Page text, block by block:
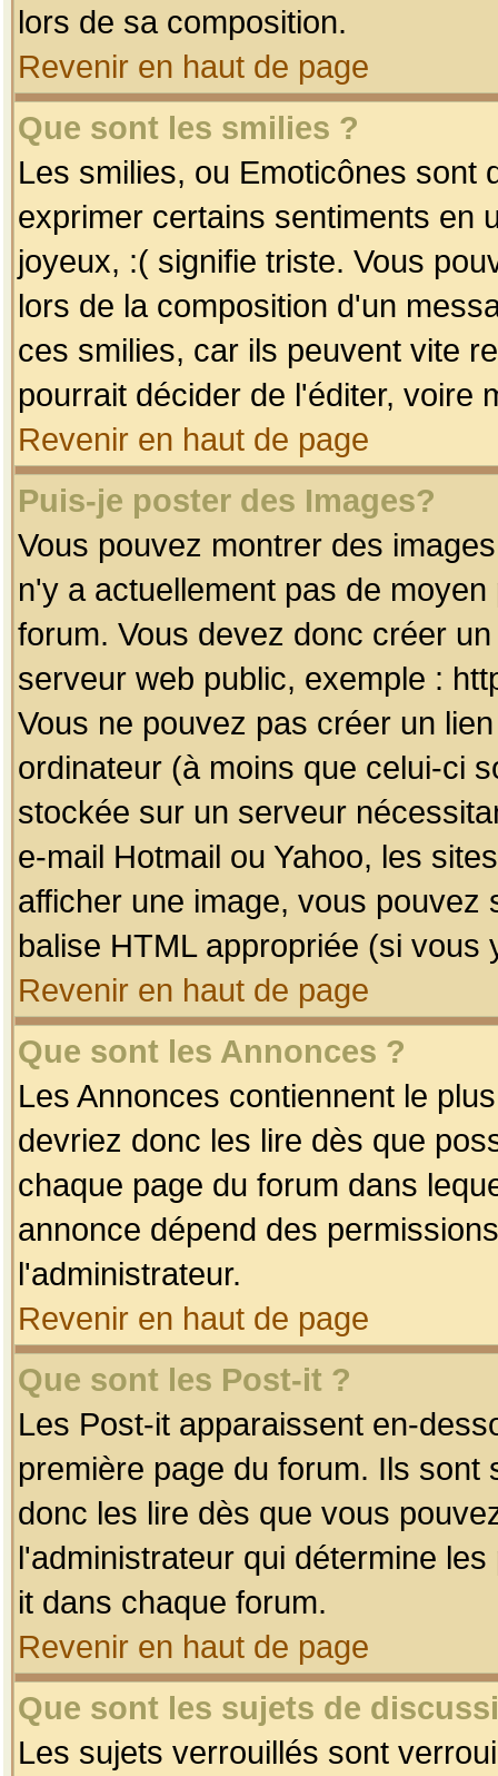
lors de sa composition.
Revenir en haut de page
Que sont les smilies ?
Les smilies, ou Emoticônes sont
exprimer certains sentiments en
joyeux, :( signifie triste. Vous
lors de la composition d'un
ces smilies, car ils peuvent vite
pourrait décider de l'éditer, voire
Revenir en haut de page
Puis-je poster des Images?
Vous pouvez montrer des
n'y a actuellement pas de
forum. Vous devez donc créer
serveur web public, exemple :
Vous ne pouvez pas créer un
ordinateur (à moins que celui-ci
stockée sur un serveur
e-mail Hotmail ou Yahoo, les
afficher une image, vous pouvez
balise HTML appropriée (si vous
Revenir en haut de page
Que sont les Annonces ?
Les Annonces contiennent le
devriez donc les lire dès que
chaque page du forum dans
annonce dépend des
l'administrateur.
Revenir en haut de page
Que sont les Post-it ?
Les Post-it apparaissent en-
première page du forum. Ils
donc les lire dès que vous
l'administrateur qui détermine
it dans chaque forum.
Revenir en haut de page
Que sont les sujets de
Les sujets verrouillés sont